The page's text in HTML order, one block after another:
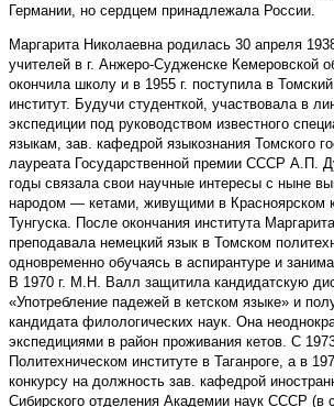
Германии, но сердцем принадлежала России.
Маргарита Николаевна родилась 30 апреля
учителей в г. Анжеро-Судженске Кемеровской
окончила школу и в 1955 г. поступила в Томский
институт. Будучи студенткой, участвовала в
экспедиции под руководством известного
языкам, зав. кафедрой языкознания Томского
лауреата Государственной премии СССР А.П.
годы связала свои научные интересы с ныне
народом — кетами, живущими в Красноярском
Тунгуска. После окончания института
преподавала немецкий язык в Томском
одновременно обучаясь в аспирантуре и
В 1970 г. М.Н. Валл защитила кандидатскую
«Употребление падежей в кетском языке» и
кандидата филологических наук. Она
экспедициями в район проживания кетов. С
Политехническом институте в Таганроге, а в
конкурсу на должность зав. кафедрой
Сибирского отделения Академии наук СССР (в